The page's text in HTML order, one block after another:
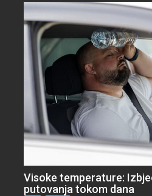
Visoke temperature:
putovanja tokom dana